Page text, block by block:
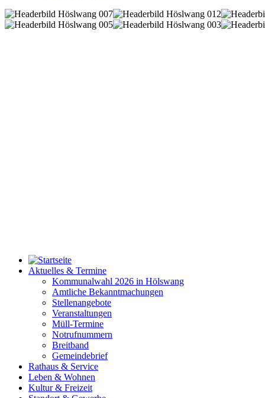
Aktuelles & Termine
Kommunalwahl 2026 in Hölswang
Amtliche Bekanntmachungen
Stellenangebote
Veranstaltungen
Müll-Termine
Notrufnummern
Breitband
Gemeindebrief
Rathaus & Service
Leben & Wohnen
Kultur & Freizeit